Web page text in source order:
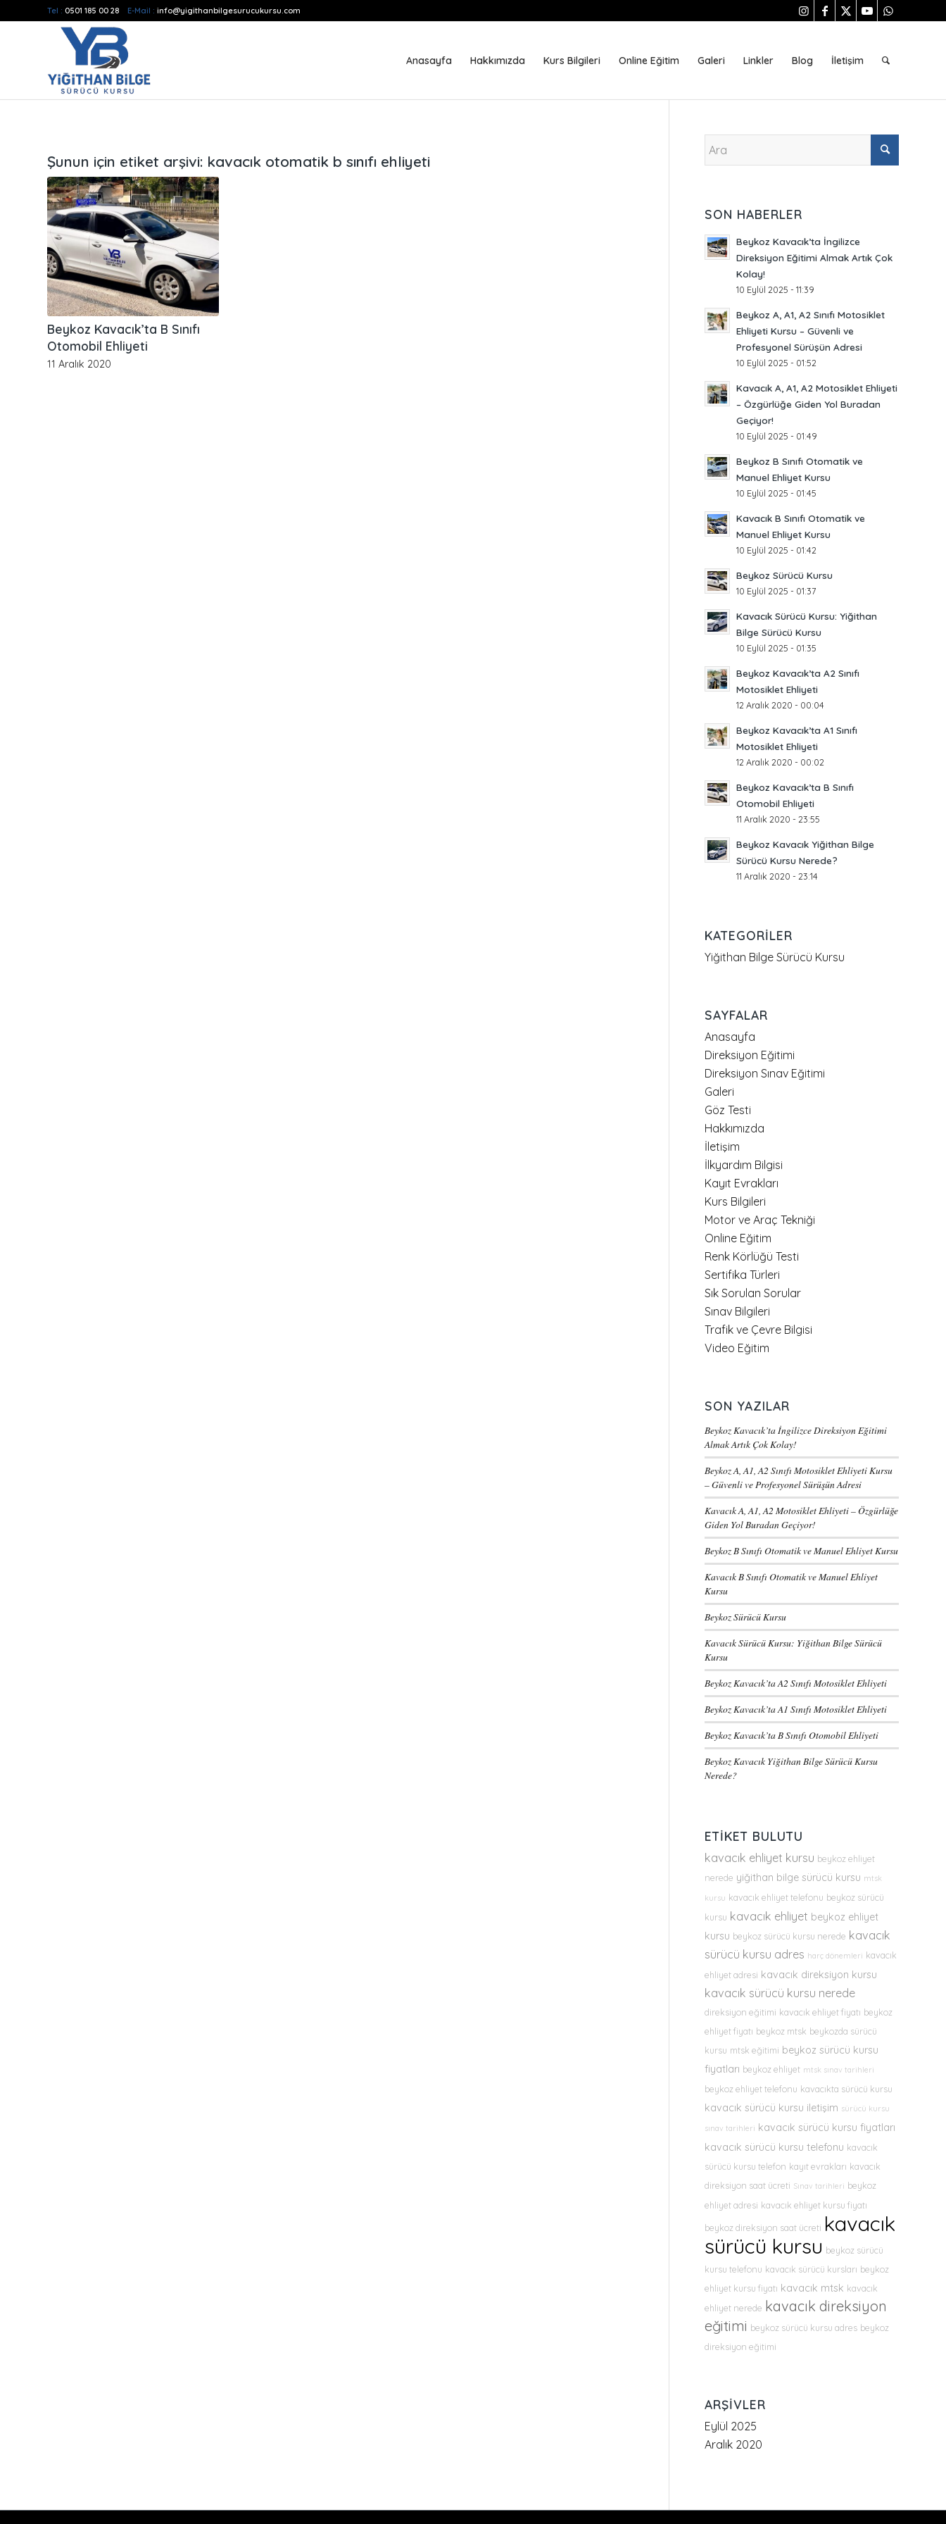
Tel : 0501 185 00 28 E-Mail : info@yigithanbilgesurucukursu.com
Anasayfa Hakkımızda Kurs Bilgileri Online Eğitim Galeri Linkler Blog İletişim
Şunun için etiket arşivi: kavacık otomatik b sınıfı ehliyeti
Beykoz Kavacık’ta B Sınıfı
Otomobil Ehliyeti
11 Aralık 2020
SON HABERLER
Beykoz Kavacık’ta İngilizce
Direksiyon Eğitimi Almak Artık Çok
Kolay!
10 Eylül 2025 - 11:39
Beykoz A, A1, A2 Sınıfı Motosiklet
Ehliyeti Kursu – Güvenli ve
Profesyonel Sürüşün Adresi
10 Eylül 2025 - 01:52
Kavacık A, A1, A2 Motosiklet Ehliyeti
– Özgürlüğe Giden Yol Buradan
Geçiyor!
10 Eylül 2025 - 01:49
Beykoz B Sınıfı Otomatik ve
Manuel Ehliyet Kursu
10 Eylül 2025 - 01:45
Kavacık B Sınıfı Otomatik ve
Manuel Ehliyet Kursu
10 Eylül 2025 - 01:42
Beykoz Sürücü Kursu
10 Eylül 2025 - 01:37
Kavacık Sürücü Kursu: Yiğithan
Bilge Sürücü Kursu
10 Eylül 2025 - 01:35
Beykoz Kavacık’ta A2 Sınıfı
Motosiklet Ehliyeti
12 Aralık 2020 - 00:04
Beykoz Kavacık’ta A1 Sınıfı
Motosiklet Ehliyeti
12 Aralık 2020 - 00:02
Beykoz Kavacık’ta B Sınıfı
Otomobil Ehliyeti
11 Aralık 2020 - 23:55
Beykoz Kavacık Yiğithan Bilge
Sürücü Kursu Nerede?
11 Aralık 2020 - 23:14
KATEGORILER
Yiğithan Bilge Sürücü Kursu
SAYFALAR
Anasayfa
Direksiyon Eğitimi
Direksiyon Sınav Eğitimi
Galeri
Göz Testi
Hakkımızda
İletişim
İlkyardım Bilgisi
Kayıt Evrakları
Kurs Bilgileri
Motor ve Araç Tekniği
Online Eğitim
Renk Körlüğü Testi
Sertifika Türleri
Sık Sorulan Sorular
Sınav Bilgileri
Trafik ve Çevre Bilgisi
Video Eğitim
SON YAZILAR
Beykoz Kavacık’ta İngilizce Direksiyon Eğitimi
Almak Artık Çok Kolay!
Beykoz A, A1, A2 Sınıfı Motosiklet Ehliyeti Kursu
– Güvenli ve Profesyonel Sürüşün Adresi
Kavacık A, A1, A2 Motosiklet Ehliyeti – Özgürlüğe
Giden Yol Buradan Geçiyor!
Beykoz B Sınıfı Otomatik ve Manuel Ehliyet Kursu
Kavacık B Sınıfı Otomatik ve Manuel Ehliyet
Kursu
Beykoz Sürücü Kursu
Kavacık Sürücü Kursu: Yiğithan Bilge Sürücü
Kursu
Beykoz Kavacık’ta A2 Sınıfı Motosiklet Ehliyeti
Beykoz Kavacık’ta A1 Sınıfı Motosiklet Ehliyeti
Beykoz Kavacık’ta B Sınıfı Otomobil Ehliyeti
Beykoz Kavacık Yiğithan Bilge Sürücü Kursu
Nerede?
ETIKET BULUTU
kavacık ehliyet kursu beykoz ehliyet
nerede yiğithan bilge sürücü kursu mtsk
kursu kavacık ehliyet telefonu beykoz sürücü
kursu kavacık ehliyet beykoz ehliyet
kursu beykoz sürücü kursu nerede kavacık
sürücü kursu adres harç dönemleri kavacık
ehliyet adresi kavacık direksiyon kursu
kavacık sürücü kursu nerede
direksiyon eğitimi kavacık ehliyet fiyatı beykoz
ehliyet fiyatı beykoz mtsk beykozda sürücü
kursu mtsk eğitimi beykoz sürücü kursu
fiyatları beykoz ehliyet mtsk sınav tarihleri
beykoz ehliyet telefonu kavacıkta sürücü kursu
kavacık sürücü kursu iletişim sürücü kursu
sınav tarihleri kavacık sürücü kursu fiyatları
kavacık sürücü kursu telefonu kavacık
sürücü kursu telefon kayıt evrakları kavacık
direksiyon saat ücreti Sınav tarihleri beykoz
ehliyet adresi kavacık ehliyet kursu fiyatı
beykoz direksiyon saat ücreti kavacık
sürücü kursu beykoz sürücü
kursu telefonu kavacık sürücü kursları beykoz
ehliyet kursu fiyatı kavacık mtsk kavacık
ehliyet nerede kavacık direksiyon
eğitimi beykoz sürücü kursu adres beykoz
direksiyon eğitimi
ARŞIVLER
Eylül 2025
Aralık 2020